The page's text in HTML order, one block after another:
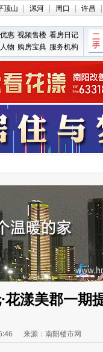
顶山 | 漯河 | 周口 | 许昌 |
优惠 视频售楼 看房日记
人物 购房宝典 服务机构
漾美郡一期
来源：南阳楼市网